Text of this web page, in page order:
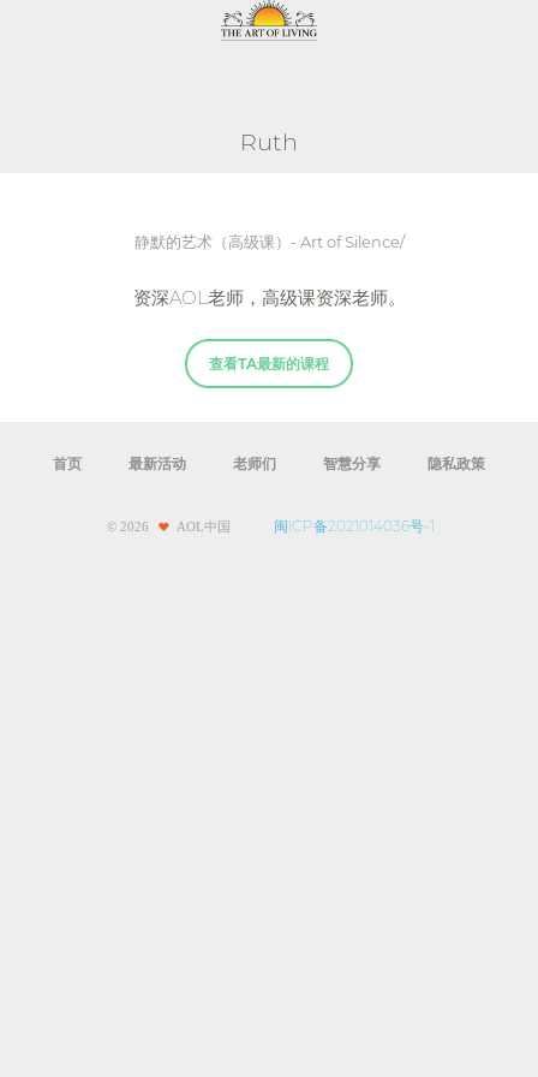
Ruth
静默的艺术（高级课）- Art of Silence/
资深AOL老师，高级课资深老师。
查看TA最新的课程
首页 最新活动 老师们 智慧分享 隐私政策
© 2026 AOL中国 闽ICP备2021014036号-1